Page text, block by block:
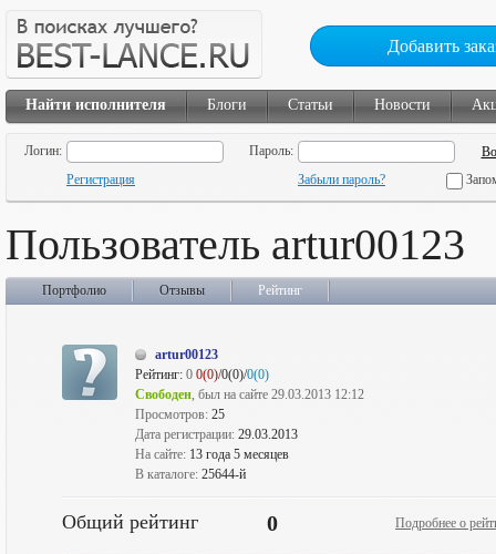
Добавить
Найти исполнителя Блоги Статьи Новости
Логин:
Пароль:
Регистрация
Забыли пароль?
Пользователь artur00123
Портфолио Отзывы Рейтинг
artur00123
Рейтинг: 0 0(0)/0(0)/0(0)
Свободен, был на сайте 29.03.2013 12:12
Просмотров: 25
Дата регистрации: 29.03.2013
На сайте: 13 года 5 месяцев
В каталоге: 25644-й
Общий рейтинг 0 Подробнее о